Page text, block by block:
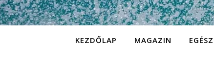
KEZDŐLAP MAGAZIN